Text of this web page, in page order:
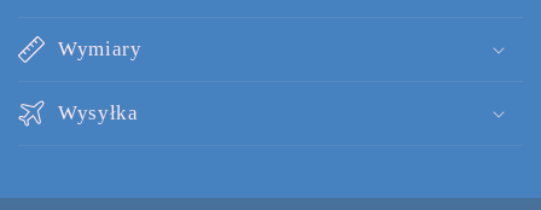
Wymiary
Wysyłka